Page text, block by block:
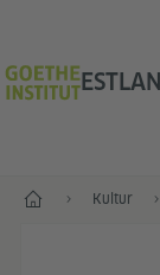
Start Kultur